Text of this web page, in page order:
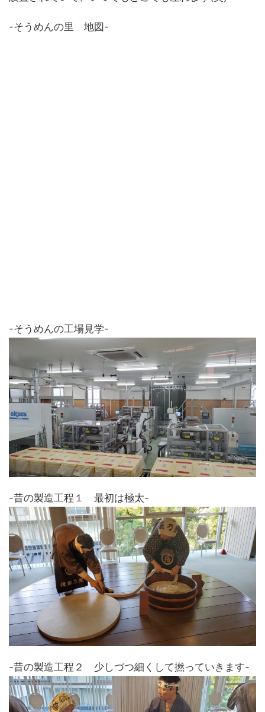
-そうめんの里 地図-
-そうめんの工場見学-
-昔の製造工程１ 最初は極太-
-昔の製造工程２ 少しづつ細くして撚っていきます-